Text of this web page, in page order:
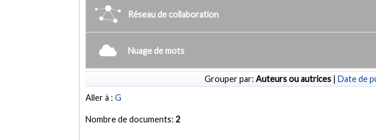
Réseau de collaboration
Nuage de mots
Grouper par: Auteurs ou autrices | Date de
Aller à :G
Nombre de documents:2